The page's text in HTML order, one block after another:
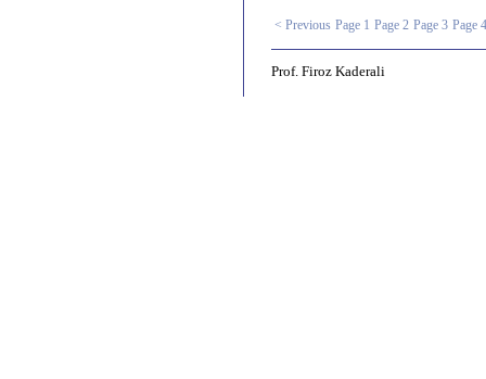
< Previous Page 1 Page 2 Page 3 Page 4
Prof. Firoz Kaderali